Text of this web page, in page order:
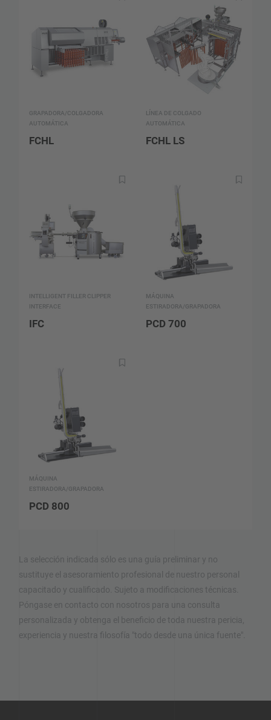
GRAPADORA/COLGADORA
AUTOMÁTICA
FCHL
LÍNEA DE COLGADO
AUTOMÁTICA
FCHL LS
INTELLIGENT FILLER CLIPPER
INTERFACE
IFC
MÁQUINA
ESTIRADORA/GRAPADORA
PCD 700
MÁQUINA
ESTIRADORA/GRAPADORA
PCD 800
La selección indicada sólo es una guía preliminar y no
sustituye el asesoramiento profesional de nuestro personal
capacitado y cualificado. Sujeto a modificaciones técnicas.
Póngase en contacto con nosotros para una consulta
personalizada y obtenga el beneficio de toda nuestra pericia,
experiencia y nuestra filosofía "todo desde una única fuente".